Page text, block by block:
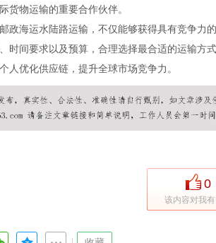
货物运输的重要合作伙伴。
政海运水陆路运输，不仅能够获得具有竞争力
时间要求以及预算，合理选择最合适的运输方
人优化供应链，提升全球市场竞争力。
0
该内容对我